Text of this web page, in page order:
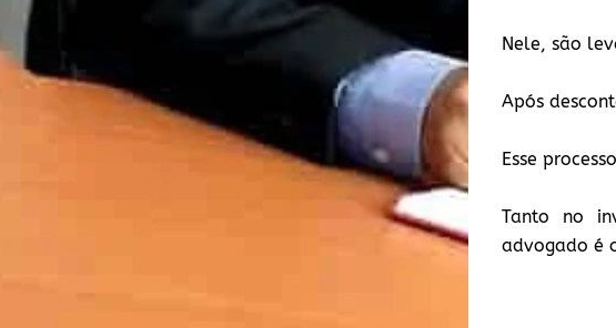
Nele, são
Após
Esse
Tanto no
advogado é